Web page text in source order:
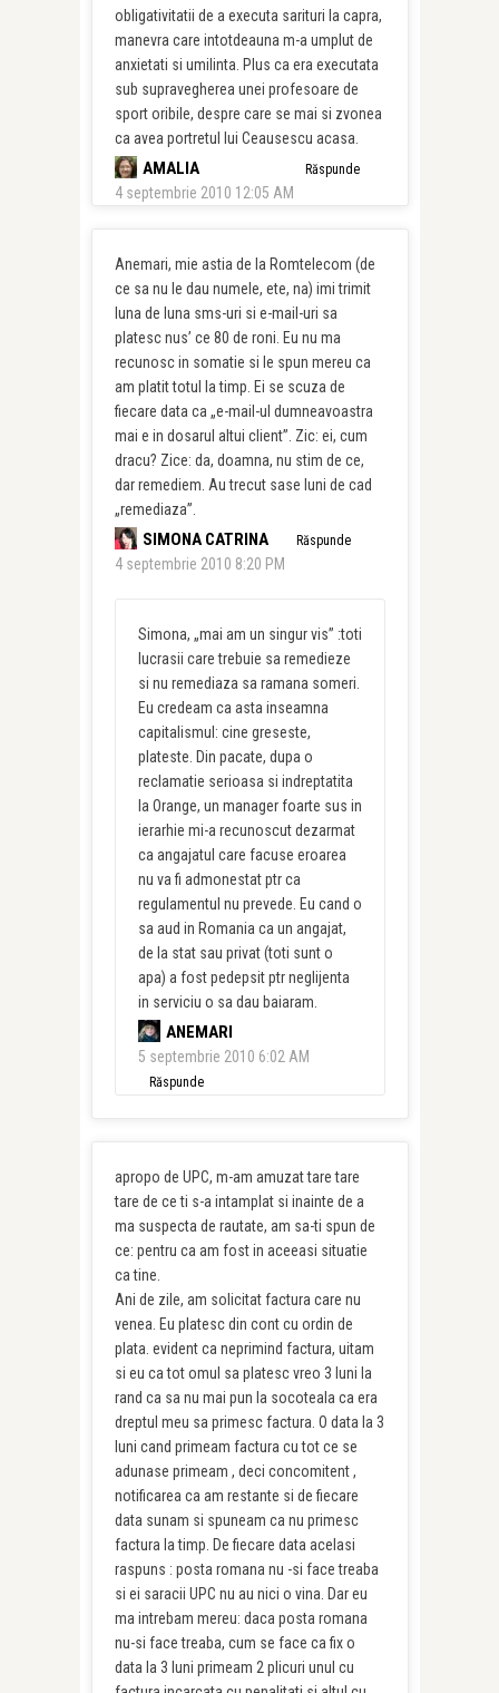
obligativitatii de a executa sarituri la capra,
manevra care intotdeauna m-a umplut de
anxietati si umilinta. Plus ca era executata
sub supravegherea unei profesoare de
sport oribile, despre care se mai si zvonea
ca avea portretul lui Ceausescu acasa.
AMALIA
4 septembrie 2010 12:05 AM
Răspunde
Anemari, mie astia de la Romtelecom (de
ce sa nu le dau numele, ete, na) imi trimit
luna de luna sms-uri si e-mail-uri sa
platesc nus’ ce 80 de roni. Eu nu ma
recunosc in somatie si le spun mereu ca
am platit totul la timp. Ei se scuza de
fiecare data ca „e-mail-ul dumneavoastra
mai e in dosarul altui client”. Zic: ei, cum
dracu? Zice: da, doamna, nu stim de ce,
dar remediem. Au trecut sase luni de cad
„remediaza”.
SIMONA CATRINA
4 septembrie 2010 8:20 PM
Răspunde
Simona, „mai am un singur vis” :toti
lucrasii care trebuie sa remedieze
si nu remediaza sa ramana someri.
Eu credeam ca asta inseamna
capitalismul: cine greseste,
plateste. Din pacate, dupa o
reclamatie serioasa si indreptatita
la Orange, un manager foarte sus in
ierarhie mi-a recunoscut dezarmat
ca angajatul care facuse eroarea
nu va fi admonestat ptr ca
regulamentul nu prevede. Eu cand o
sa aud in Romania ca un angajat,
de la stat sau privat (toti sunt o
apa) a fost pedepsit ptr neglijenta
in serviciu o sa dau baiaram.
ANEMARI
5 septembrie 2010 6:02 AM
Răspunde
apropo de UPC, m-am amuzat tare tare
tare de ce ti s-a intamplat si inainte de a
ma suspecta de rautate, am sa-ti spun de
ce: pentru ca am fost in aceeasi situatie
ca tine.
Ani de zile, am solicitat factura care nu
venea. Eu platesc din cont cu ordin de
plata. evident ca neprimind factura, uitam
si eu ca tot omul sa platesc vreo 3 luni la
rand ca sa nu mai pun la socoteala ca era
dreptul meu sa primesc factura. O data la 3
luni cand primeam factura cu tot ce se
adunase primeam , deci concomitent ,
notificarea ca am restante si de fiecare
data sunam si spuneam ca nu primesc
factura la timp. De fiecare data acelasi
raspuns : posta romana nu -si face treaba
si ei saracii UPC nu au nici o vina. Dar eu
ma intrebam mereu: daca posta romana
nu-si face treaba, cum se face ca fix o
data la 3 luni primeam 2 plicuri unul cu